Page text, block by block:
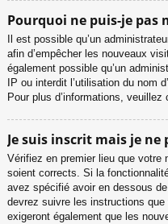
Pourquoi ne puis-je pas
Il est possible qu’un
afin d’empêcher les nouveaux
également possible qu’un
IP ou interdit l’utilisation du nom
Pour plus d’informations,
Je suis inscrit mais je ne
Vérifiez en premier lieu que votre
soient corrects. Si la
avez spécifié avoir en dessous
devrez suivre les instructions
exigeront également que les